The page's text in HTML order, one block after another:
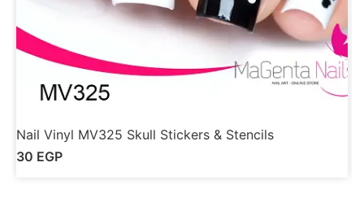
Nail Vinyl MV325 Skull Stickers & Stencils
30 EGP